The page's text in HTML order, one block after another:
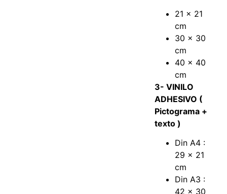
21 x 21
cm
30 x 30
cm
40 x 40
cm
3- VINILO
ADHESIVO (
Pictograma +
texto )
Din A4 :
29 x 21
cm
Din A3 :
42 x 30